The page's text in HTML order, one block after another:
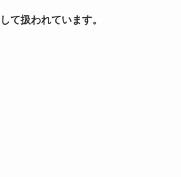
て扱われています。